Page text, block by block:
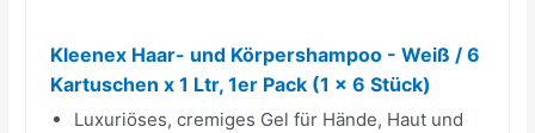
Kleenex Haar- und Körpershampoo - Weiß / 6
Kartuschen x 1 Ltr, 1er Pack (1 x 6 Stück)
Luxuriöses, cremiges Gel für Hände, Haut und